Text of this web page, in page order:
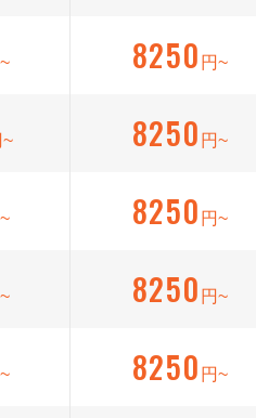
8250 円~
~ 8250 円~
8250 円~
8250 円~
8250 円~